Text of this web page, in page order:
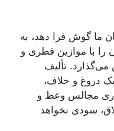
ما گوش فرا دهد، به
را با موازین فطرى و
تألیف
یک دروغ و خلاف،
مجالس وعظ و
سودى نخواهد